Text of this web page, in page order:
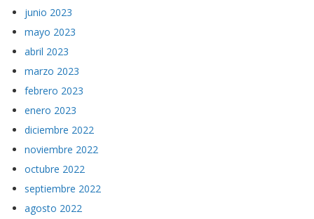
junio 2023
mayo 2023
abril 2023
marzo 2023
febrero 2023
enero 2023
diciembre 2022
noviembre 2022
octubre 2022
septiembre 2022
agosto 2022